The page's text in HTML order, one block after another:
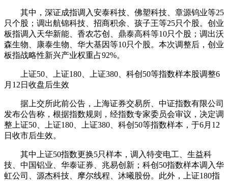
其中，深证成指调入安泰科技 佛塑科技 章源钨业等25
只个股；调出航锦科技 招商积余 孩子王等25只个股。创业
板指调入 天华新能 香农芯创 鼎泰高科等10只个股；调出沃
森生物
康泰生物 华大基因等10只个股。本次调整后，创业
板指战略性新兴产业权重占92%。
上证50、上证180、 上证380 、科创50等指数样本股调整6
月12日收盘后生效
据上交所此前公告，上海证券交易所、中证指数有限公司
发布公告称，根据指数规则，经指数专家委员会审议，决定调
整上证50、上证180、
上证380 、科创50等指数样本，于6月12
日收市后生效。
其中上证50指数更换5只样本，调入特变电工
生益科
技
中国铝业 华泰证券 兆易创新 ；科创50指数样本调入华
虹公司、 源杰科技 、摩尔线程、沐曦股份。此外，上证180指